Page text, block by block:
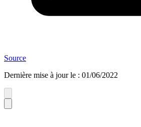
Source
Dernière mise à jour le : 01/06/2022